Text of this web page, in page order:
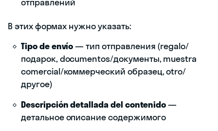
В этих формах нужно указать:
Tipo de envío— тип отправления (regalo/
подарок, documentos/документы, muestra
comercial/коммерческий образец, otro/
другое)
Descripción detallada del contenido—
детальное описание содержимого